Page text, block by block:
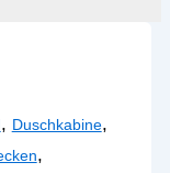
, Duschkabine,
,